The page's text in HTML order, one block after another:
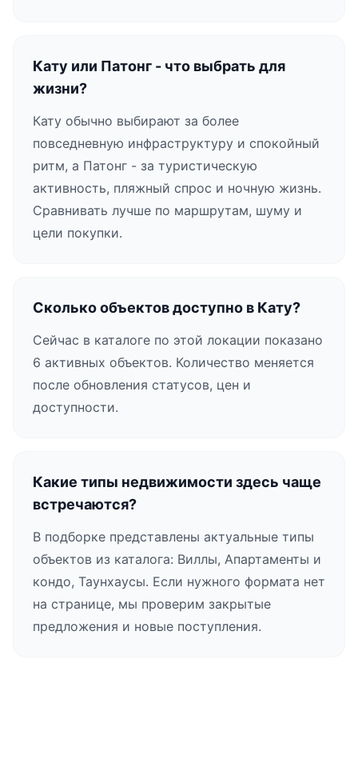
Кату или Патонг - что выбрать для
жизни?
Кату обычно выбирают за более
повседневную инфраструктуру и спокойный
ритм, а Патонг - за туристическую
активность, пляжный спрос и ночную жизнь.
Сравнивать лучше по маршрутам, шуму и
цели покупки.
Сколько объектов доступно в Кату?
Сейчас в каталоге по этой локации показано
6 активных объектов. Количество меняется
после обновления статусов, цен и
доступности.
Какие типы недвижимости здесь чаще
встречаются?
В подборке представлены актуальные типы
объектов из каталога: Виллы, Апартаменты и
кондо, Таунхаусы. Если нужного формата нет
на странице, мы проверим закрытые
предложения и новые поступления.